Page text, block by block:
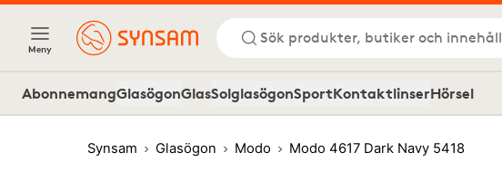
Meny
Sök produkter, butiker och innehåll
AbonnemangGlasögonGlasSolglasögonSportKontaktlinserHörsel
Synsam Glasögon Modo Modo 4617 Dark Navy 5418